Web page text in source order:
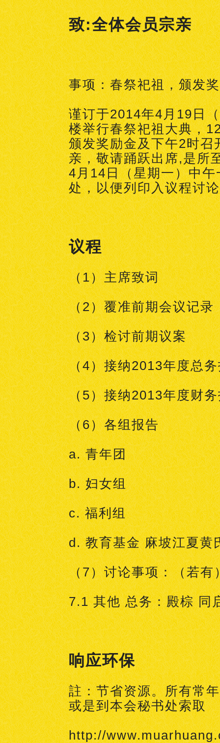
致:全体会员宗亲
事项：春祭祀祖，颁发
谨订于2014年4月19日
楼举行春祭祀祖大典，
颁发奖励金及下午2时
亲，敬请踊跃出席,是所
4月14日（星期一）中
处，以便列印入议程讨
议程
（1）主席致词
（2）覆准前期会议记录
（3）检讨前期议案
（4）接纳2013年度总
（5）接纳2013年度财
（6）各组报告
a. 青年团
b. 妇女组
c. 福利组
d. 教育基金 麻坡江夏黄
（7）讨论事项：（若有
7.1 其他 总务：殿棕 同
响应环保
註：节省资源。所有常
或是到本会秘书处索取
http://